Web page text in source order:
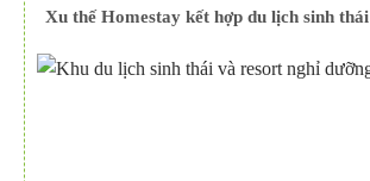
Xu thế Homestay kết hợp du lịch sinh thái